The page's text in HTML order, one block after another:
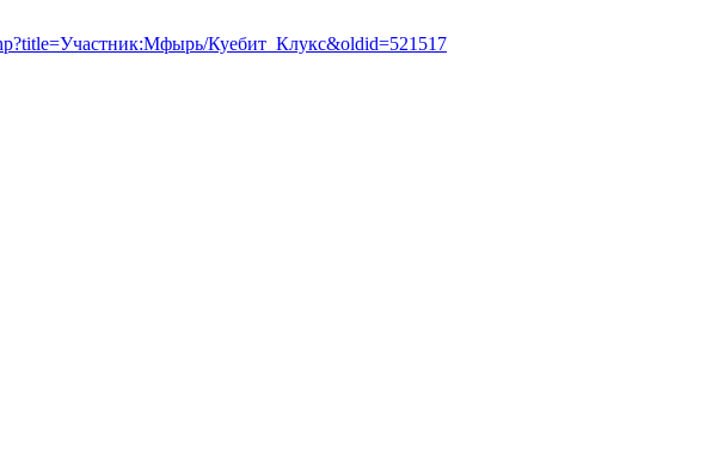
Куебит_Клукс&oldid=521517